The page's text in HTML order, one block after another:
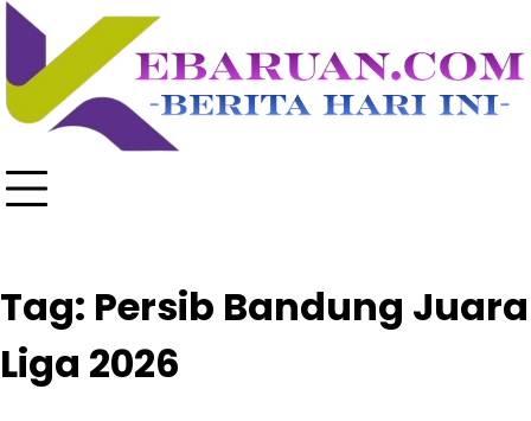
Skip
content
Tag: Persib Bandung Juara
Liga 2026